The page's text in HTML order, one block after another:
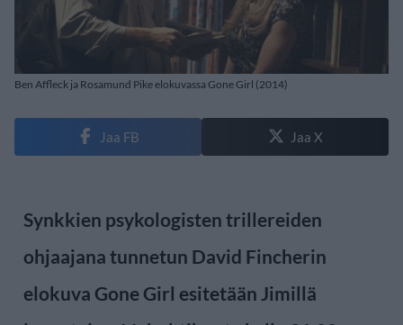
Ben Affleck ja Rosamund Pike elokuvassa Gone Girl (2014)
Jaa FB Jaa X
Synkkien psykologisten trillereiden
ohjaajana tunnetun David Fincherin
elokuva Gone Girl esitetään Jimillä